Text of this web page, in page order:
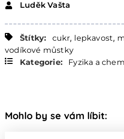
Luděk Vašta
Štítky: cukr, lepkavost,
vodíkové můstky
Kategorie:
Fyzika a
Mohlo by se vám líbit: